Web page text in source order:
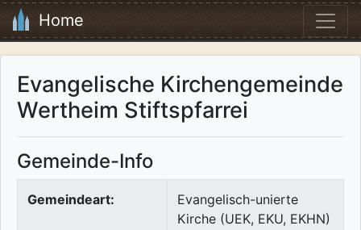
Home
Evangelische Kirchengemeinde
Wertheim Stiftspfarrei
Gemeinde-Info
Gemeindeart:
Evangelisch-unierte
Kirche (UEK, EKU, EKHN)